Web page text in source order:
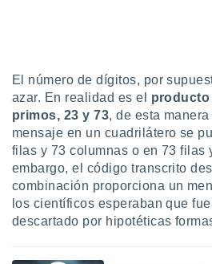
en
a lo que
Para
su
u
datos
en
en
en
El número de dígitos, por
azar. En realidad es el
primos, 23 y 73, de esta
mensaje en un cuadrilátero se
filas y 73 columnas o en 73 filas
embargo, el código transcrito
combinación proporciona un
los científicos esperaban que
descartado por hipotéticas